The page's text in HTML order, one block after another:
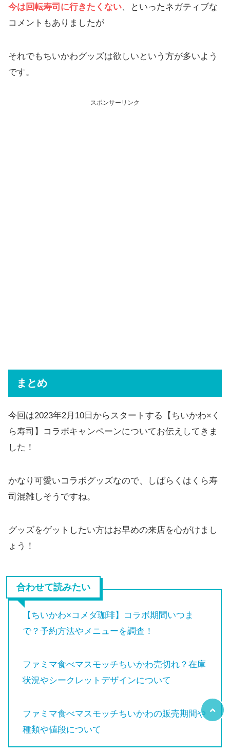
今は回転寿司に行きたくない、といったネガティブな
コメントもありましたが
それでもちいかわグッズは欲しいという方が多いよう
です。
スポンサーリンク
まとめ
今回は2023年2月10日からスタートする【ちいかわ×く
ら寿司】コラボキャンペーンについてお伝えしてきま
した！
かなり可愛いコラボグッズなので、しばらくはくら寿
司混雑しそうですね。
グッズをゲットしたい方はお早めの来店を心がけまし
ょう！
合わせて読みたい
【ちいかわ×コメダ珈琲】コラボ期間いつま
で？予約方法やメニューを調査！
ファミマ食べマスモッチちいかわ売切れ？在庫
状況やシークレットデザインについて
ファミマ食べマスモッチちいかわの販売期間や
種類や値段について